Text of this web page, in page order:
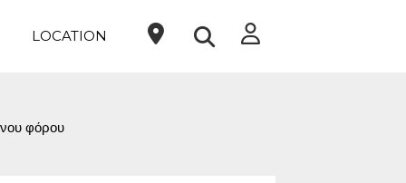
LOCATION
φόρου